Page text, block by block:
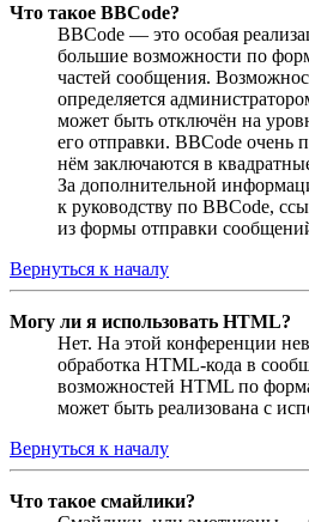
Что такое BBCode?
BBCode — это особая
большие возможности по
частей сообщения.
определяется
может быть отключён на
его отправки. BBCode очень
нём заключаются в
За дополнительной
к руководству по BBCode,
из формы отправки
Вернуться к началу
Могу ли я использовать HTML?
Нет. На этой конференции
обработка HTML-кода в
возможностей HTML по
может быть реализована с
Вернуться к началу
Что такое смайлики?